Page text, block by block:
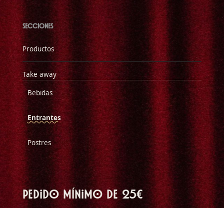
SECCIONES
Productos
Take away
Bebidas
Entrantes
Postres
Pedido mínimo de 25€